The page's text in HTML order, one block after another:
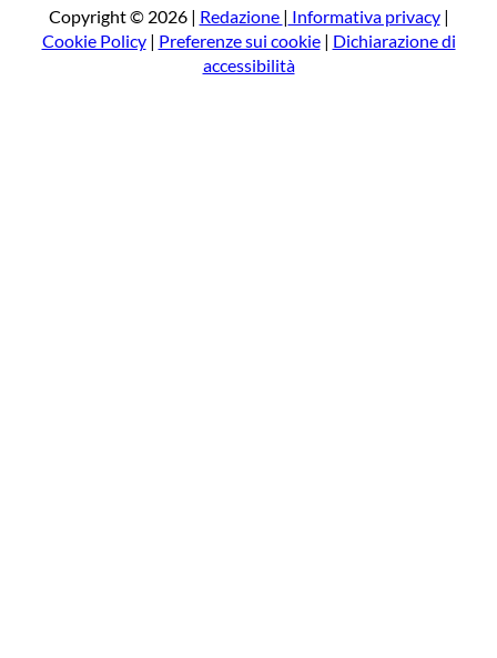
a
Copyright © 2026 | Redazione | Informativa privacy|
Cookie Policy| Preferenze sui cookie| Dichiarazione di
accessibilità